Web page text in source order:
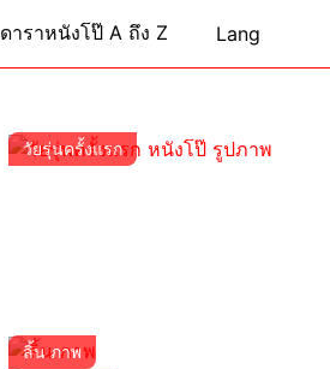
ดาราหนังโป๊ A ถึง Z Lang
วัยรุ่นครั้งแรก
ลิ้น ภาพ